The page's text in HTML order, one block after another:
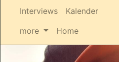
Interviews
Kalender
more
Home